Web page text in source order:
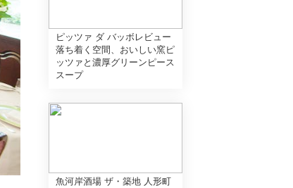
ピッツァ ダ バッボレビュー
落ち着く空間、おいしい窯ピ
ッツァと濃厚グリーンピース
スープ
魚河岸酒場 ザ・築地 人形町